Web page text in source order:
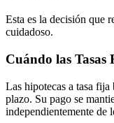
Esta es la decisión que
cuidadoso.
Cuándo las Tasas
Las hipotecas a tasa fija
plazo. Su pago se
independientemente de